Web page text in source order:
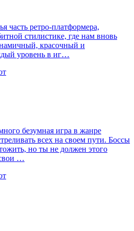
часть ретро-платформера,
стилистике, где нам вновь
красочный и
уровень в иг…
безумная игра в жанре
всех на своем пути. Боссы
но ты не должен этого
…